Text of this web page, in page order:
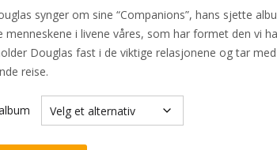
synger om sine “Companions”, hans sjette
menneskene i livene våres, som har formet den vi
Douglas fast i de viktige relasjonene og tar
reise.